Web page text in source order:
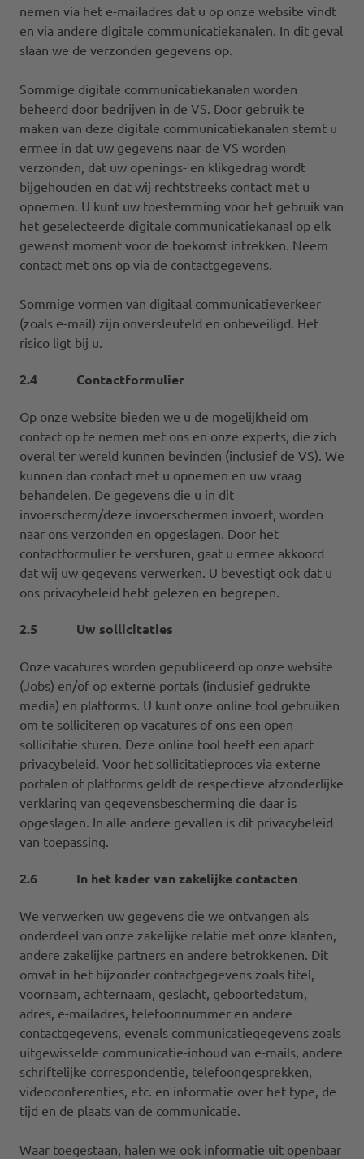
nemen via het e-mailadres dat u op onze website vindt
en via andere digitale communicatiekanalen. In dit geval
slaan we de verzonden gegevens op.
Sommige digitale communicatiekanalen worden
beheerd door bedrijven in de VS. Door gebruik te
maken van deze digitale communicatiekanalen stemt u
ermee in dat uw gegevens naar de VS worden
verzonden, dat uw openings- en klikgedrag wordt
bijgehouden en dat wij rechtstreeks contact met u
opnemen. U kunt uw toestemming voor het gebruik van
het geselecteerde digitale communicatiekanaal op elk
gewenst moment voor de toekomst intrekken. Neem
contact met ons op via de contactgegevens.
Sommige vormen van digitaal communicatieverkeer
(zoals e-mail) zijn onversleuteld en onbeveiligd. Het
risico ligt bij u.
2.4 Contactformulier
Op onze website bieden we u de mogelijkheid om
contact op te nemen met ons en onze experts, die zich
overal ter wereld kunnen bevinden (inclusief de VS). We
kunnen dan contact met u opnemen en uw vraag
behandelen. De gegevens die u in dit
invoerscherm/deze invoerschermen invoert, worden
naar ons verzonden en opgeslagen. Door het
contactformulier te versturen, gaat u ermee akkoord
dat wij uw gegevens verwerken. U bevestigt ook dat u
ons privacybeleid hebt gelezen en begrepen.
2.5 Uw sollicitaties
Onze vacatures worden gepubliceerd op onze website
(Jobs) en/of op externe portals (inclusief gedrukte
media) en platforms. U kunt onze online tool gebruiken
om te solliciteren op vacatures of ons een open
sollicitatie sturen. Deze online tool heeft een apart
privacybeleid. Voor het sollicitatieproces via externe
portalen of platforms geldt de respectieve afzonderlijke
verklaring van gegevensbescherming die daar is
opgeslagen. In alle andere gevallen is dit privacybeleid
van toepassing.
2.6 In het kader van zakelijke contacten
We verwerken uw gegevens die we ontvangen als
onderdeel van onze zakelijke relatie met onze klanten,
andere zakelijke partners en andere betrokkenen. Dit
omvat in het bijzonder contactgegevens zoals titel,
voornaam, achternaam, geslacht, geboortedatum,
adres, e-mailadres, telefoonnummer en andere
contactgegevens, evenals communicatiegegevens zoals
uitgewisselde communicatie-inhoud van e-mails, andere
schriftelijke correspondentie, telefoongesprekken,
videoconferenties, etc. en informatie over het type, de
tijd en de plaats van de communicatie.
Waar toegestaan, halen we ook informatie uit openbaar